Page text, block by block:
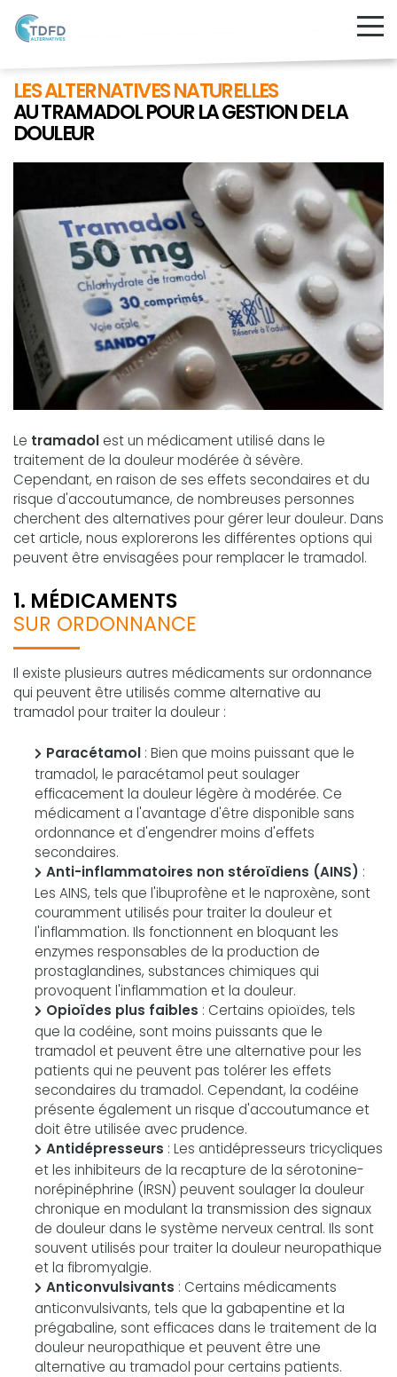
LES ALTERNATIVES NATURELLES
AU TRAMADOL POUR LA GESTION DE LA
DOULEUR
Le tramadol est un médicament utilisé dans le
traitement de la douleur modérée à sévère.
Cependant, en raison de ses effets secondaires et du
risque d'accoutumance, de nombreuses personnes
cherchent des alternatives pour gérer leur douleur. Dans
cet article, nous explorerons les différentes options qui
peuvent être envisagées pour remplacer le tramadol.
1. MÉDICAMENTS
SUR ORDONNANCE
Il existe plusieurs autres médicaments sur ordonnance
qui peuvent être utilisés comme alternative au
tramadol pour traiter la douleur :
Paracétamol: Bien que moins puissant que le
tramadol, le paracétamol peut soulager
efficacement la douleur légère à modérée. Ce
médicament a l'avantage d'être disponible sans
ordonnance et d'engendrer moins d'effets
secondaires.
Anti-inflammatoires non stéroïdiens (AINS) :
Les AINS, tels que l'ibuprofène et le naproxène, sont
couramment utilisés pour traiter la douleur et
l'inflammation. Ils fonctionnent en bloquant les
enzymes responsables de la production de
prostaglandines, substances chimiques qui
provoquent l'inflammation et la douleur.
Opioïdes plus faibles : Certains opioïdes, tels
que la codéine, sont moins puissants que le
tramadol et peuvent être une alternative pour les
patients qui ne peuvent pas tolérer les effets
secondaires du tramadol. Cependant, la codéine
présente également un risque d'accoutumance et
doit être utilisée avec prudence.
Antidépresseurs : Les antidépresseurs tricycliques
et les inhibiteurs de la recapture de la sérotonine-
norépinéphrine (IRSN) peuvent soulager la douleur
chronique en modulant la transmission des signaux
de douleur dans le système nerveux central. Ils sont
souvent utilisés pour traiter la douleur neuropathique
et la fibromyalgie.
Anticonvulsivants : Certains médicaments
anticonvulsivants, tels que la gabapentine et la
prégabaline, sont efficaces dans le traitement de la
douleur neuropathique et peuvent être une
alternative au tramadol pour certains patients.